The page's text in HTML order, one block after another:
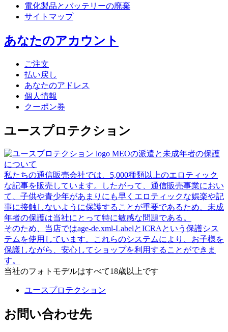
電化製品とバッテリーの廃棄
サイトマップ
あなたのアカウント
ご注文
払い戻し
あなたのアドレス
個人情報
クーポン券
ユースプロテクション
MEOの派遣と未成年者の保護
について
私たちの通信販売会社では、5,000種類以上のエロティック
な記事を販売しています。したがって、通信販売事業におい
て、子供や青少年があまりにも早くエロティックな娯楽や記
事に接触しないように保護することが重要であるため、未成
年者の保護は当社にとって特に敏感な問題である。
そのため、当店ではage-de.xml-LabelとICRAという保護シス
テムを使用しています。これらのシステムにより、お子様を
保護しながら、安心してショップを利用することができま
す。
当社のフォトモデルはすべて18歳以上です
ユースプロテクション
お問い合わせ先